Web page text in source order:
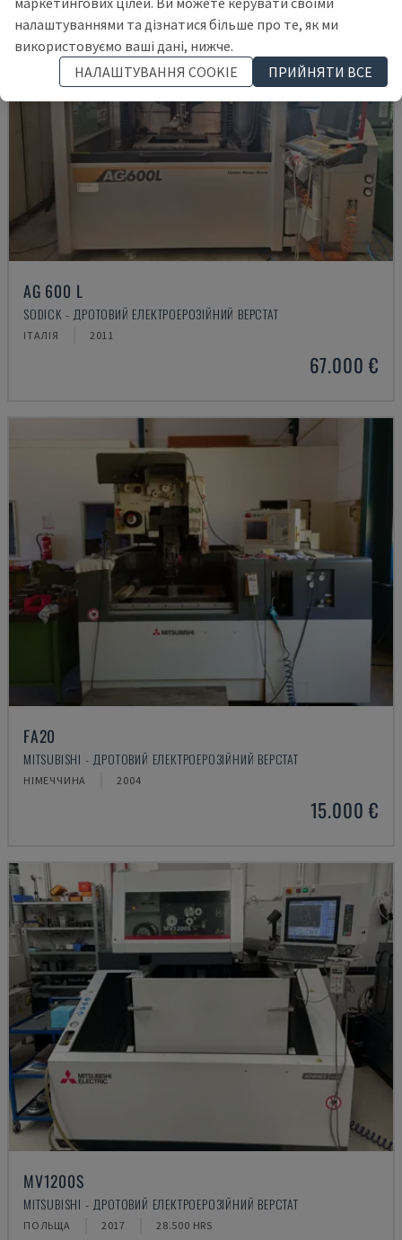
AG 600 L
SODICK - ДРОТОВИЙ ЕЛЕКТРОЕРОЗІЙНИЙ ВЕРСТАТ
ІТАЛІЯ 2011
67.000 €
FA20
MITSUBISHI - ДРОТОВИЙ ЕЛЕКТРОЕРОЗІЙНИЙ ВЕРСТАТ
НІМЕЧЧИНА 2004
15.000 €
MV1200S
MITSUBISHI - ДРОТОВИЙ ЕЛЕКТРОЕРОЗІЙНИЙ ВЕРСТАТ
ПОЛЬЩА 2017 28.500 HRS
налаштуваннями та дізнатися більше про те, як ми
використовуємо ваші дані, нижче.
НАЛАШТУВАННЯ COOKIE
ПРИЙНЯТИ ВСЕ